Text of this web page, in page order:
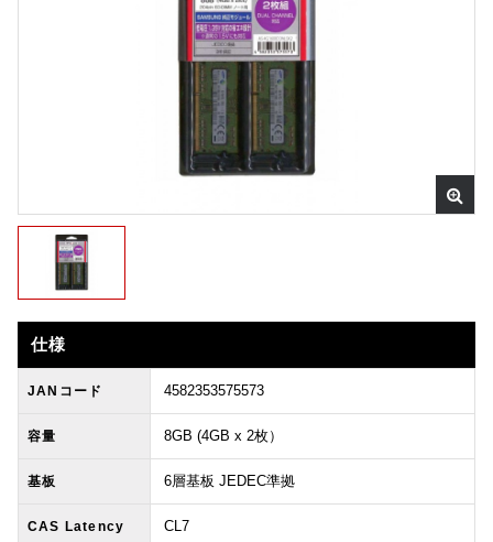
仕様
JANコード 4582353575573
容量 8GB (4GB x 2枚）
基板 6層基板 JEDEC準拠
CAS Latency CL7